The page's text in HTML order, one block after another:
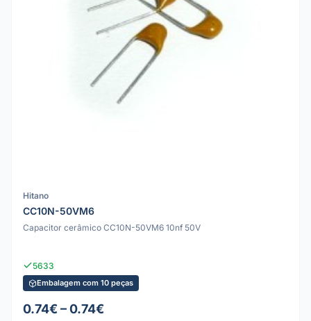
Hitano
CC10N-50VM6
Capacitor cerâmico CC10N-50VM6 10nf 50V
5633
Embalagem com 10 peças
0.74€ – 0.74€